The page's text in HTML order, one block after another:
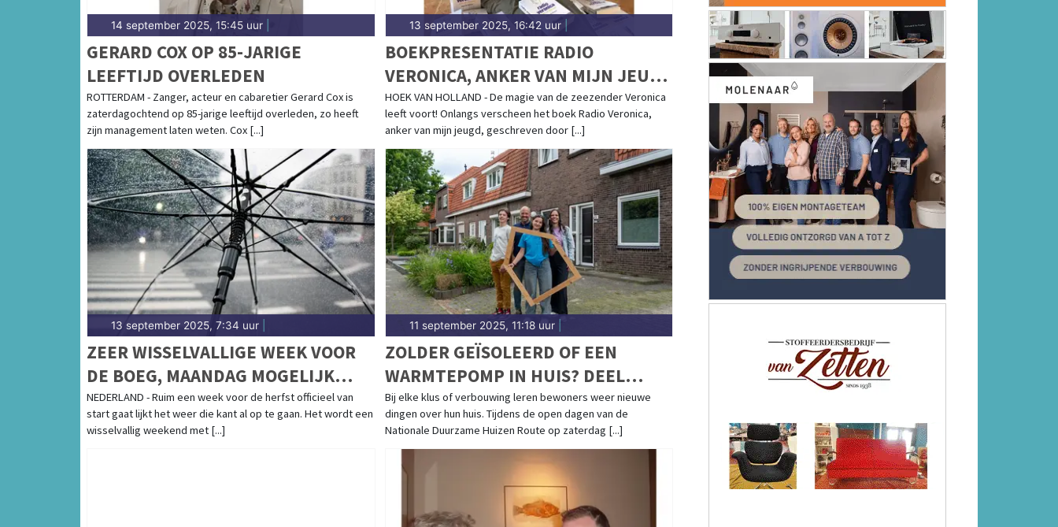
14 september 2025, 15:45 uur
GERARD COX OP 85-JARIGE
LEEFTIJD OVERLEDEN
ROTTERDAM - Zanger, acteur en cabaretier Gerard Cox is
zaterdagochtend op 85-jarige leeftijd overleden, zo heeft
zijn management laten weten. Cox [...]
13 september 2025, 16:42 uur|
BOEKPRESENTATIE RADIO
VERONICA, ANKER VAN MIJN JEUGD
IN MUSEUM ROCKART
HOEK VAN HOLLAND - De magie van de zeezender Veronica
leeft voort! Onlangs verscheen het boek Radio Veronica,
anker van mijn jeugd, geschreven door [...]
13 september 2025, 7:34 uur
ZEER WISSELVALLIGE WEEK VOOR
DE BOEG, MAANDAG MOGELIJK
ONSTUIMIG
NEDERLAND - Ruim een week voor de herfst officieel van
start gaat lijkt het weer die kant al op te gaan. Het wordt een
wisselvallig weekend met [...]
11 september 2025, 11:18 uur|
ZOLDER GEÏSOLEERD OF EEN
WARMTEPOMP IN HUIS? DEEL
JOUW ERVARINGEN
Bij elke klus of verbouwing leren bewoners weer nieuwe
dingen over hun huis. Tijdens de open dagen van de
Nationale Duurzame Huizen Route op zaterdag [...]